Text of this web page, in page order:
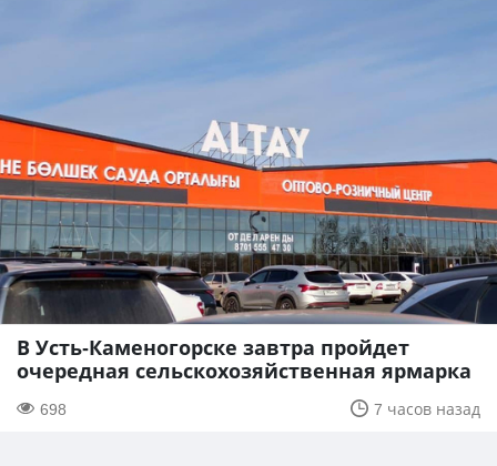
В Усть-Каменогорске завтра пройдет
очередная сельскохозяйственная ярмарка
698 7 часов назад